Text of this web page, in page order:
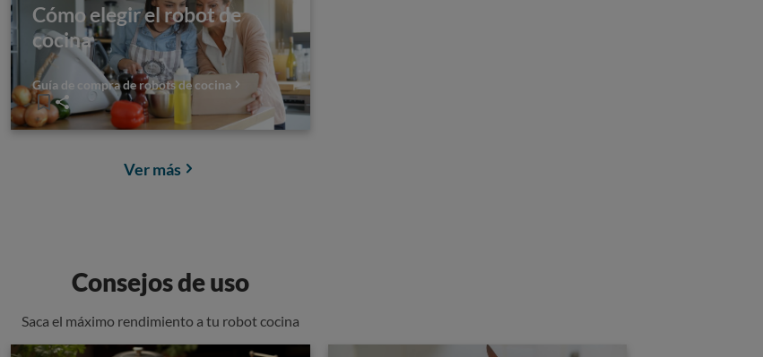
Cómo elegir el robot de
cocina
Guía de compra de robots de cocina
Ver más
Consejos de uso
Saca el máximo rendimiento a tu robot cocina